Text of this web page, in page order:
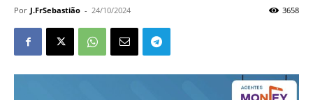
Por J.FrSebastião - 24/10/2024 3658